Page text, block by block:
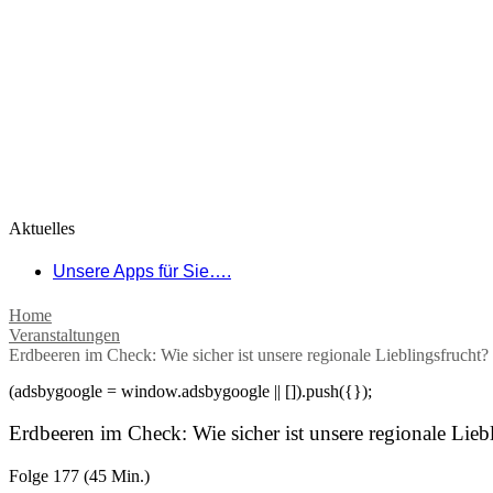
Aktuelles
Unsere Apps für Sie….
Home
Veranstaltungen
Erdbeeren im Check: Wie sicher ist unsere regionale Lieblingsfrucht?
(adsbygoogle = window.adsbygoogle || []).push({});
Erdbeeren im Check: Wie sicher ist unsere regionale
Folge 177 (45 Min.)